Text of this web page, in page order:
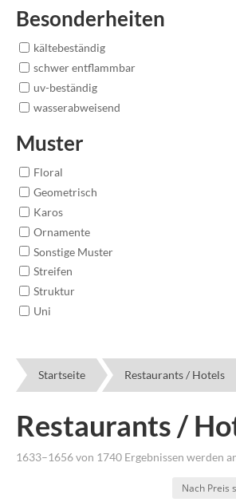
Startseite Restaurants / Hotels
Restaurants /
1633–1656 von 1740 Ergebnissen werden
Besonderheiten
kältebeständig
schwer entflammbar
uv-beständig
wasserabweisend
Muster
Floral
Geometrisch
Karos
Ornamente
Sonstige Muster
Streifen
Struktur
Uni